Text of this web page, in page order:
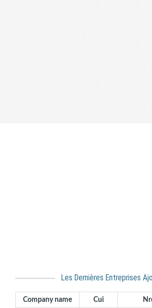
Les Dernières Entreprises
Company name Cui